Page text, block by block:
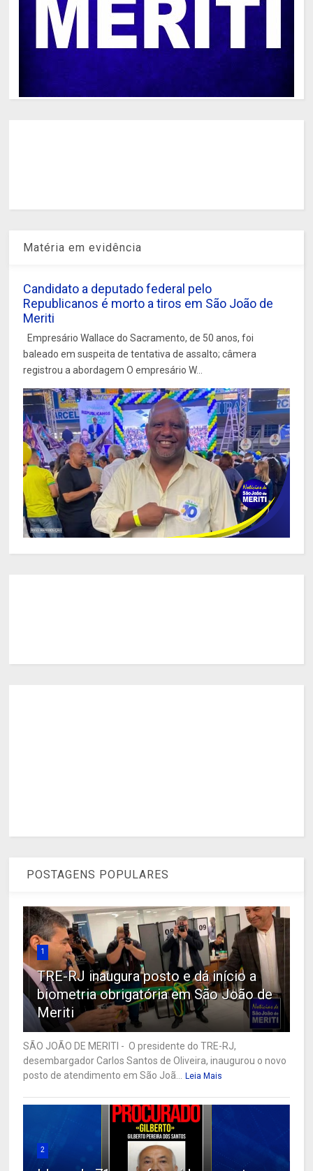
Matéria em evidência
Candidato a deputado federal pelo
Republicanos é morto a tiros em São João de
Meriti
Empresário Wallace do Sacramento, de 50 anos, foi
baleado em suspeita de tentativa de assalto; câmera
registrou a abordagem O empresário W...
POSTAGENS POPULARES
1
TRE-RJ inaugura posto e dá início a
biometria obrigatória em São João de
Meriti
SÃO JOÃO DE MERITI - O presidente do TRE-RJ,
desembargador Carlos Santos de Oliveira, inaugurou o novo
posto de atendimento em São Joã... Leia Mais
2